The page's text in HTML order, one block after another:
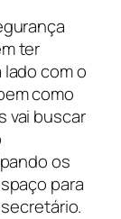
ter
com o
como
vai buscar
os
para